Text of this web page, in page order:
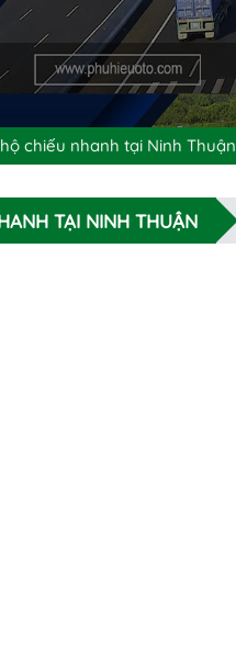
chiếu nhanh tại Ninh Thuận
TẠI NINH THUẬN